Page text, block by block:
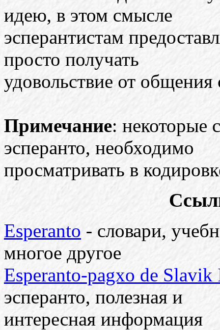
идею, в этом смысле
эсперантистам
просто получать
удовольствие от
Примечание: некоторые
эсперанто, необходимо
просматривать в
Esperanto - словари,
многое другое
Esperanto-pagxo de Slavik
эсперанто, полезная и
интересная информация